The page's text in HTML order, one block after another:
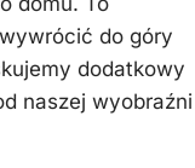
do góry
dodatkowy
naszej wyobraźni